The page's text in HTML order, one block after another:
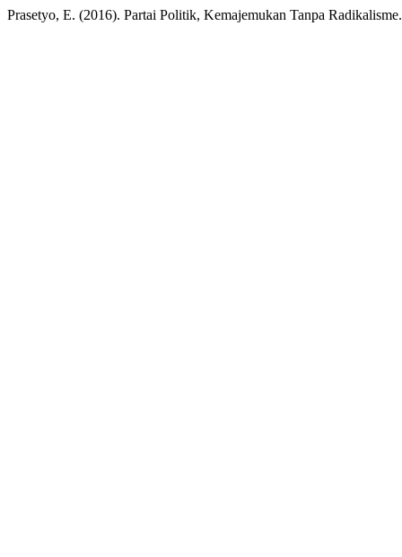
Prasetyo, E. (2016). Partai Politik, Kemajemukan Tanpa